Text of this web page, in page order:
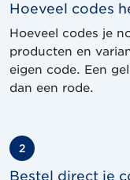
Hoeveel codes
Hoeveel codes je
producten en
eigen code. Een
dan een rode.
2
Bestel direct je